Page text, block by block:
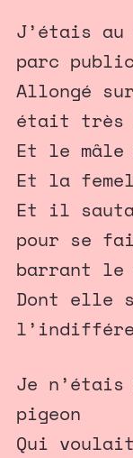
J’étais au
parc
Allongé
était très
Et le
Et la
Et il
pour se
barrant le
Dont elle
Je n’étais
pigeon
Qui